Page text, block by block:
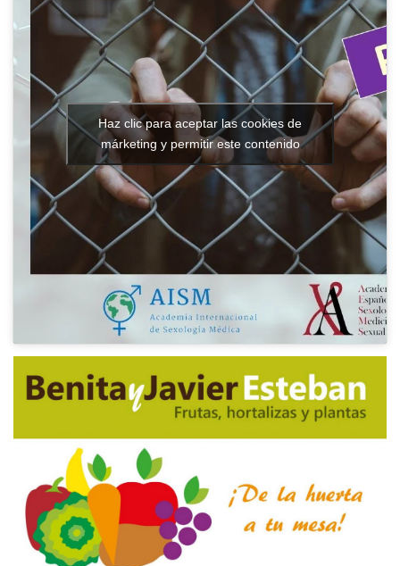
Haz clic para aceptar las cookies de
márketing y permitir este contenido